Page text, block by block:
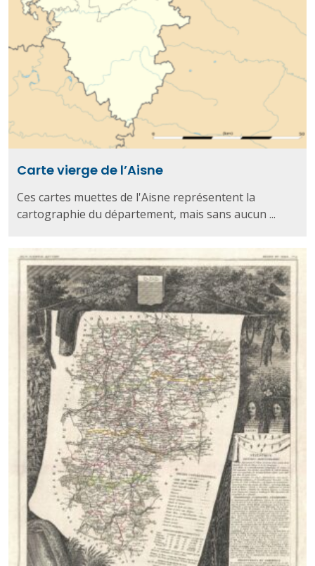
Carte vierge de l’Aisne
Ces cartes muettes de l'Aisne représentent la
cartographie du département, mais sans aucun ...